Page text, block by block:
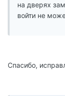
на дверях
войти не
Спасибо,